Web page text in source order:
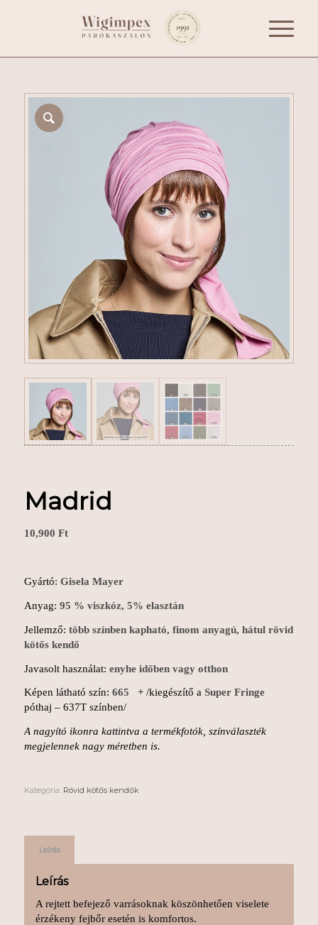
Madrid
10,900 Ft
Gyártó: Gisela Mayer
Anyag: 95 % viszkóz, 5% elasztán
Jellemző: több színben kapható, finom anyagú, hátul rövid
kötős kendő
Javasolt használat: enyhe időben vagy otthon
Képen látható szín: 665 + /kiegészítő a Super Fringe
póthaj – 637T színben/
A nagyító ikonra kattintva a termékfotók, színválaszték
megjelennek nagy méretben is.
Kategória: Rövid kötős kendők
Leírás
Leírás
A rejtett befejező varrásoknak köszönhetően viselete
érzékeny fejbőr esetén is komfortos.